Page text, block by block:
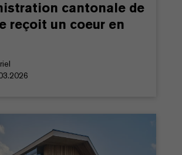
cantonale de
reçoit un coeur en